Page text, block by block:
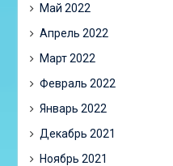
Май 2022
Апрель 2022
Март 2022
Февраль 2022
Январь 2022
Декабрь 2021
Ноябрь 2021